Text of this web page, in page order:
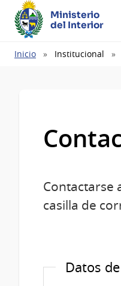
Ministerio
del Interior
Ruta
Inicio Institucional
Contactarse
casilla de
Datos